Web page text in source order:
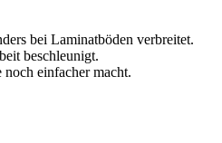
bei Laminatböden verbreitet.
beschleunigt.
einfacher macht.